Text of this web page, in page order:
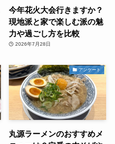
今年花火大会行きますか？
現地派と家で楽しむ派の魅
力や過ごし方を比較
2026年7月28日
アンケート
丸源ラーメンのおすすめメ